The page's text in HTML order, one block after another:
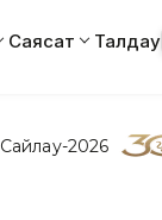
Саясат Талдау
Сайлау-2026